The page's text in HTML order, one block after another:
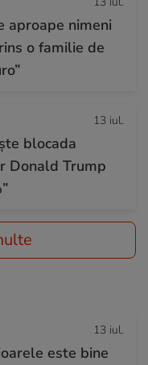
aproape nimeni
o familie de
13 iul.
blocada
Donald Trump
13 iul.
este bine